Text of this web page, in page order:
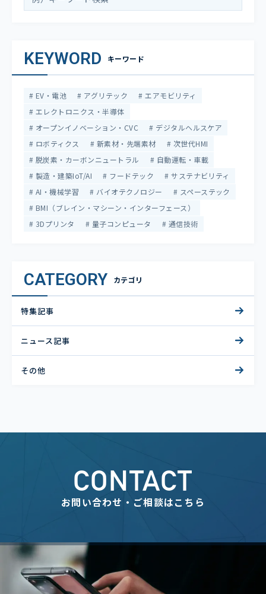
KEYWORD キーワード
EV・電池 アグリテック
エアモビリティ
エレクトロニクス・半導体
オープンイノベーション・CVC
デジタルヘルスケア
ロボティクス
新素材・先端素材
次世代HMI
脱炭素・カーボンニュートラル
自動運転・車載
製造・建築IoT/AI
フードテック
サステナビリティ
AI・機械学習
バイオテクノロジー
スペーステック
BMI（ブレイン・マシーン・インターフェース）
3Dプリンタ
量子コンピュータ 通信技術
CATEGORY カテゴリ
特集記事
ニュース記事
その他
CONTACT
お問い合わせ・ご相談はこちら